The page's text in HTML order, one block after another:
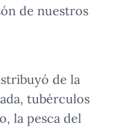
de nuestros
de la
tubérculos
la pesca del